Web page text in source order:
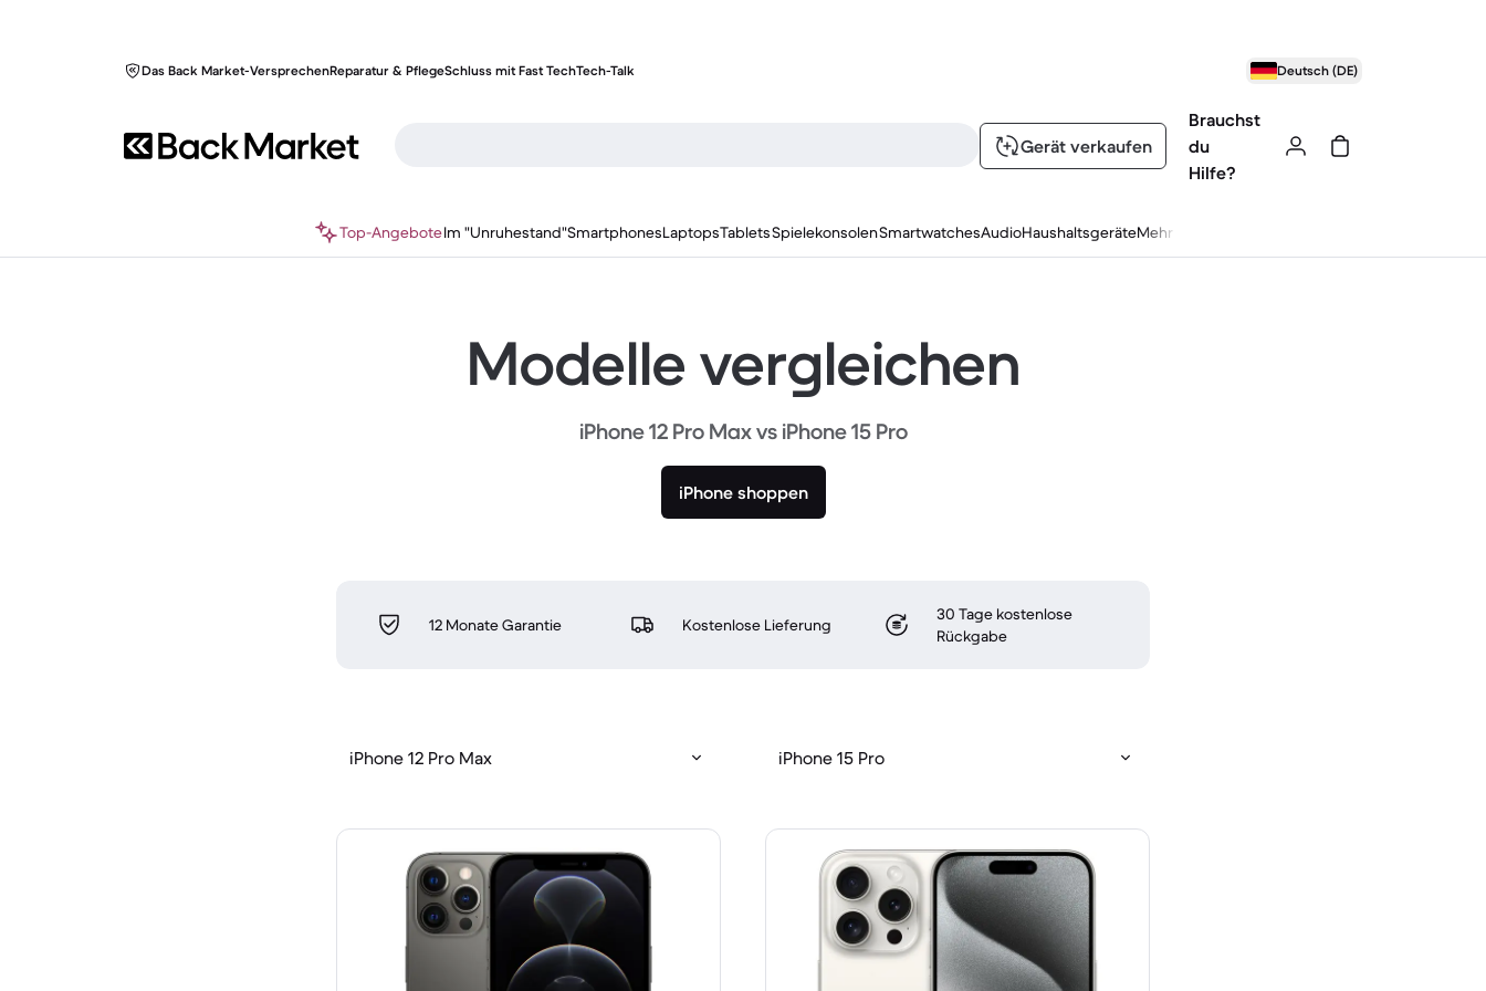
Das Back Market-VersprechenReparatur & PflegeSchluss mit Fast TechTech-Talk Deutsch (DE)
Gerät verkaufen
Brauchst
du
Hilfe?
Top-AngeboteIm "Unruhestand"SmartphonesLaptopsTabletsSpielekonsolenSmartwatchesAudioHaushaltsgeräteMehr
Modelle vergleichen
iPhone 12 Pro Max vs iPhone 15 Pro
iPhone shoppen
12 Monate Garantie Kostenlose Lieferung
30 Tage kostenlose
Rückgabe
iPhone 12 Pro Max iPhone 15 Pro